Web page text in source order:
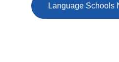
Language Schools